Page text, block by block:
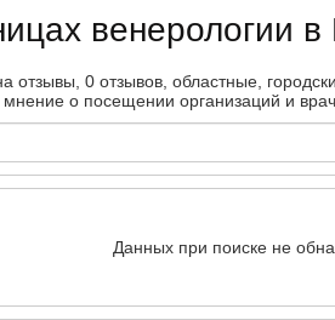
венерологии в
отзывы, 0 отзывов, областные,
о посещении организаций и
Данных при поиске не